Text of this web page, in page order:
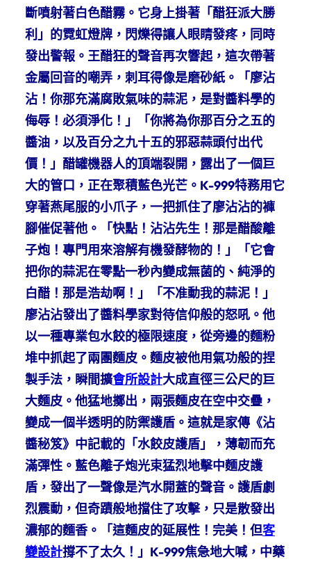
斷噴射著白色醋霧。它身上掛著「醋狂派大勝
利」的霓虹燈牌，閃爍得讓人眼睛發疼，同時
發出警報。王醋狂的聲音再次響起，這次帶著
金屬回音的嘲弄，刺耳得像是磨砂紙。「廖沾
沾！你那充滿腐敗氣味的蒜泥，是對醬料學的
侮辱！必須淨化！」「你將為你那百分之五的
醬油，以及百分之九十五的邪惡蒜頭付出代
價！」醋罐機器人的頂端裂開，露出了一個巨
大的管口，正在聚積藍色光芒。K-999特務用它
穿著燕尾服的小爪子，一把抓住了廖沾沾的褲
腳催促著他。「快點！沾沾先生！那是醋酸離
子炮！專門用來溶解有機發酵物的！」「它會
把你的蒜泥在零點一秒內變成無菌的、純淨的
白醋！那是浩劫啊！」「不准動我的蒜泥！」
廖沾沾發出了醬料學家對待信仰般的怒吼。他
以一種專業包水餃的極限速度，從旁邊的麵粉
堆中抓起了兩團麵皮。麵皮被他用氣功般的捏
製手法，瞬間擴會所設計大成直徑三公尺的巨
大麵皮。他猛地擲出，兩張麵皮在空中交疊，
變成一個半透明的防禦護盾。這就是家傳《沾
醬秘笈》中記載的「水餃皮護盾」，薄韌而充
滿彈性。藍色離子炮光束猛烈地擊中麵皮護
盾，發出了一聲像是汽水開蓋的聲音。護盾劇
烈震動，但奇蹟般地擋住了攻擊，只是散發出
濃郁的麵香。「這麵皮的延展性！完美！但客
變設計撐不了太久！」K-999焦急地大喊，中藥